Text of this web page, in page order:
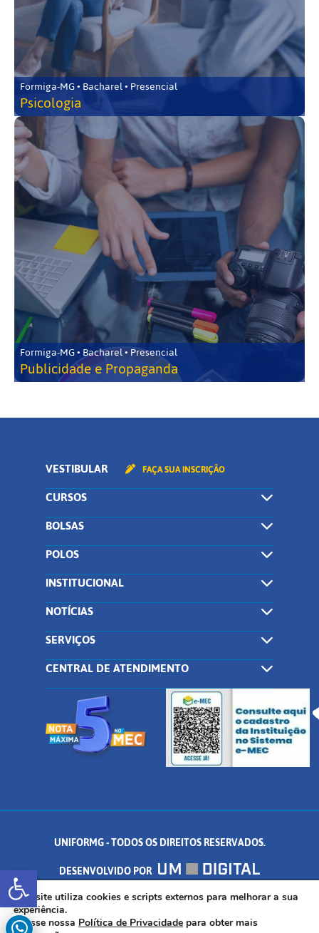
Abrir a barra de ferramentas
Formiga-MG • Bacharel • Presencial
Psicologia
Formiga-MG • Bacharel • Presencial
Publicidade e Propaganda
VESTIBULAR FAÇA SUA INSCRIÇÃO
CURSOS
BOLSAS
POLOS
INSTITUCIONAL
NOTÍCIAS
SERVIÇOS
CENTRAL DE ATENDIMENTO
UNIFORMG - TODOS OS DIREITOS RESERVADOS.
DESENVOLVIDO POR
AV. DR. ARNALDO DE SENNA, 328 - PALMEIRAS, FORMIGA/MG - CEP:
35.574.530
Este site utiliza cookies e scripts externos para melhorar a sua
experiência.
Acesse nossa Política de Privacidade para obter mais